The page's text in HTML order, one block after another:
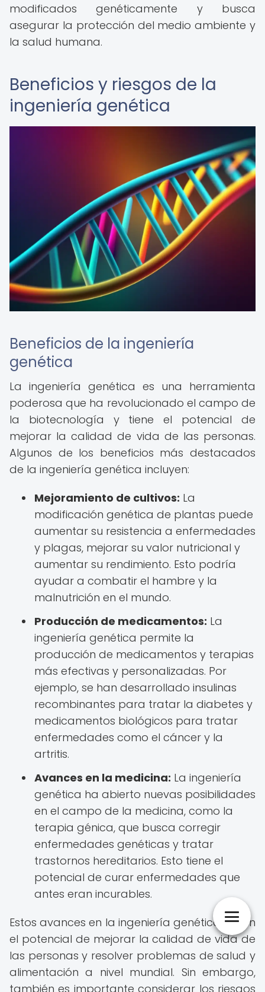
modificados genéticamente y busca
asegurar la protección del medio ambiente y
la salud humana.
Beneficios y riesgos de la
ingeniería genética
Beneficios de la ingeniería
genética
La ingeniería genética es una herramienta
poderosa que ha revolucionado el campo de
la biotecnología y tiene el potencial de
mejorar la calidad de vida de las personas.
Algunos de los beneficios más destacados
de la ingeniería genética incluyen:
Mejoramiento de cultivos: La
modificación genética de plantas puede
aumentar su resistencia a enfermedades
y plagas, mejorar su valor nutricional y
aumentar su rendimiento. Esto podría
ayudar a combatir el hambre y la
malnutrición en el mundo.
Producción de medicamentos: La
ingeniería genética permite la
producción de medicamentos y terapias
más efectivas y personalizadas. Por
ejemplo, se han desarrollado insulinas
recombinantes para tratar la diabetes y
medicamentos biológicos para tratar
enfermedades como el cáncer y la
artritis.
Avances en la medicina: La ingeniería
genética ha abierto nuevas posibilidades
en el campo de la medicina, como la
terapia génica, que busca corregir
enfermedades genéticas y tratar
trastornos hereditarios. Esto tiene el
potencial de curar enfermedades que
antes eran incurables.
Estos avances en la ingeniería genética tienen
el potencial de mejorar la calidad de vida de
las personas y resolver problemas de salud y
alimentación a nivel mundial. Sin embargo,
también es importante considerar los riesgos